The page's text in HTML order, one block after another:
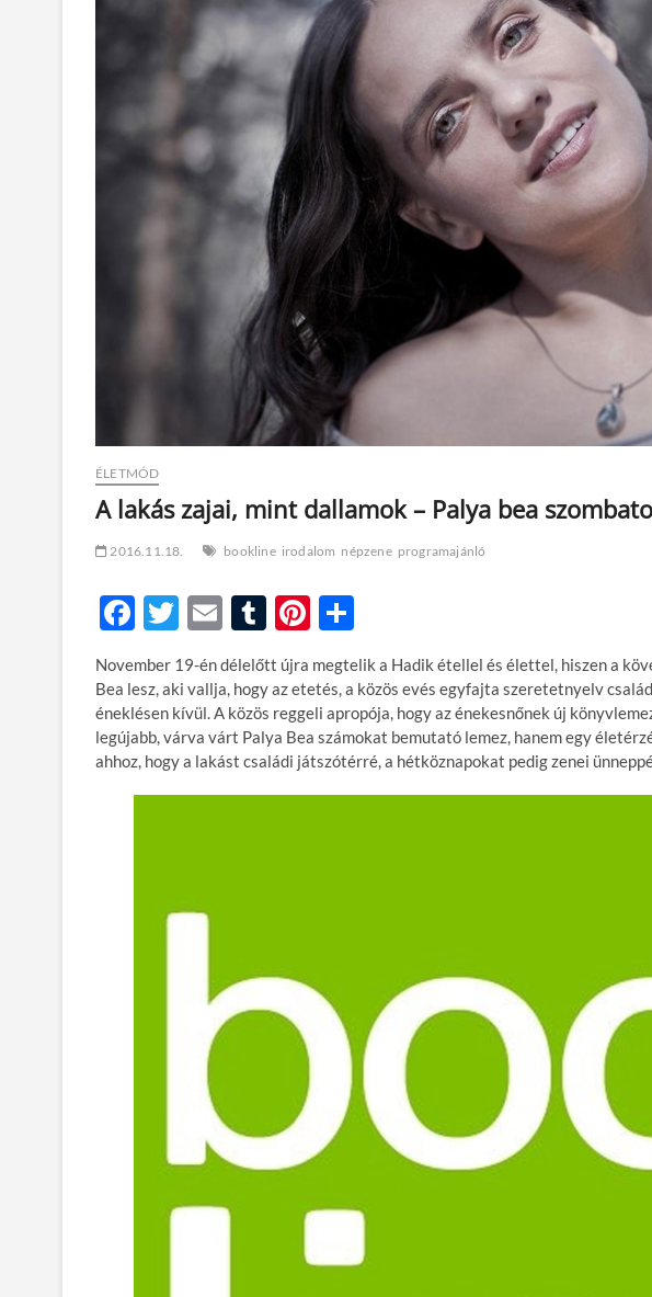
ÉLETMÓD
A lakás zajai, mint dallamok – Palya bea
2016.11.18. bookline irodalom népzene programajánló
F
ac
e
b
o
o
T
w
itt
er
E
m
ail
T
u
m
bl
r
Pi
er
es
t
ss
za
m
e
g
November 19-én délelőtt újra megtelik a Hadik étellel és élettel, hiszen a
Bea lesz, aki vallja, hogy az etetés, a közös evés egyfajta szeretetnyelv
éneklésen kívül. A közös reggeli apropója, hogy az énekesnőnek új
legújabb, várva várt Palya Bea számokat bemutató lemez, hanem egy
ahhoz, hogy a lakást családi játszótérré, a hétköznapokat pedig zenei